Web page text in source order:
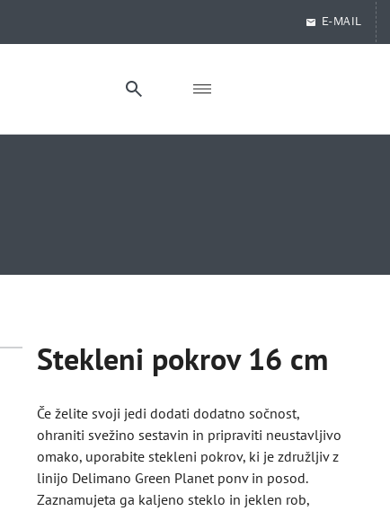
E-MAIL
Stekleni pokrov 16 cm
Če želite svoji jedi dodati dodatno sočnost,
ohraniti svežino sestavin in pripraviti neustavljivo
omako, uporabite stekleni pokrov, ki je združljiv z
linijo Delimano Green Planet ponv in posod.
Zaznamujeta ga kaljeno steklo in jeklen rob,